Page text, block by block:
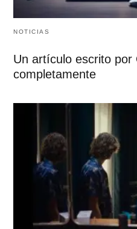
NOTICIAS
Un artículo escrito por
completamente